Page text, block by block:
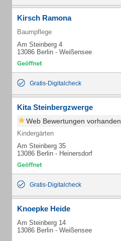
Kirsch Ramona
Baumpflege
Am Steinberg 4
13086 Berlin - Weißensee
Gratis-Digitalcheck
Kita Steinbergzwerge
Web Bewertungen vorhanden
Kindergärten
Am Steinberg 35
13086 Berlin - Heinersdorf
Gratis-Digitalcheck
Knoepke Heide
Am Steinberg 14
13086 Berlin - Weißensee